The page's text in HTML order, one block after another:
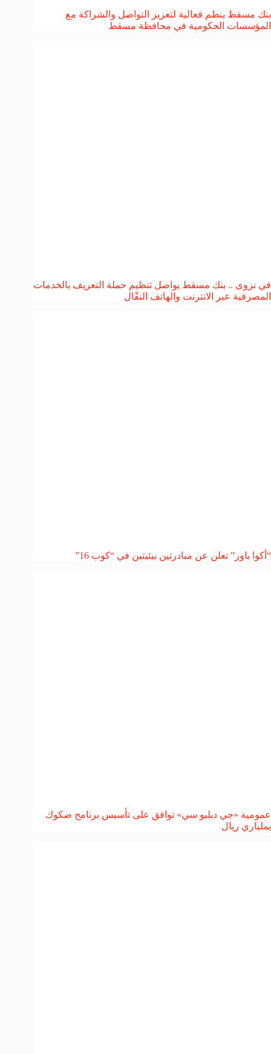
بنك مسقط ينظم فعالية لتعزيز التواصل والشراكة مع
المؤسسات الحكومية في محافظة مسقط
في نزوى .. بنك مسقط يواصل تنظيم حملة التعريف بالخدمات
المصرفية عبر الانترنت والهاتف النقّال
“أكوا باور” تعلن عن مبادرتين بيئيتين في “كوب 16”
عمومية «جي دبليو سي» توافق على تأسيس برنامج صكوك
بملياري ريال